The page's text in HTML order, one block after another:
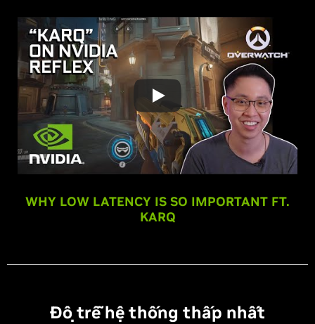
WHY LOW LATENCY IS SO IMPORTANT FT.
KARQ
Độ trễ hệ thống thấp nhất